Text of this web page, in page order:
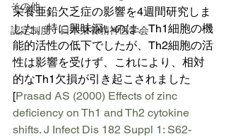
その他
認定制度 日本栄養精神医学会
栄養亜鉛欠乏症の影響を4週間研究しま
した。特に興味深いのは、Th1細胞の機
能的活性の低下でしたが、Th2細胞の活
性は影響を受けず、これにより、相対
的なTh1欠損が引き起こされました
[Prasad AS (2000) Effects of zinc
deficiency on Th1 and Th2 cytokine
shifts. J Infect Dis 182 Suppl 1: S62-